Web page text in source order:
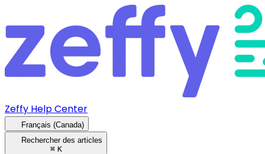
Zeffy Help Center
Français (Canada)
Rechercher des articles
⌘ K